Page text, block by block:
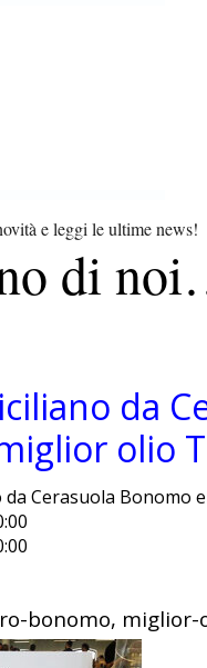
e leggi le ultime news!
di
da
olio
da Cerasuola
bonomo,